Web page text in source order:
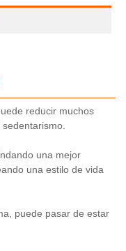
reducir muchos
una mejor
una estilo de vida
puede pasar de estar